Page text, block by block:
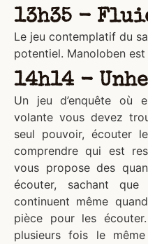
13h35 -
Le jeu contemplatif du
potentiel. Manoloben
14h14 -
Un jeu d’enquête où
volante vous devez
seul pouvoir, écouter
comprendre qui est
vous propose des
écouter, sachant
continuent même
pièce pour les
plusieurs fois le